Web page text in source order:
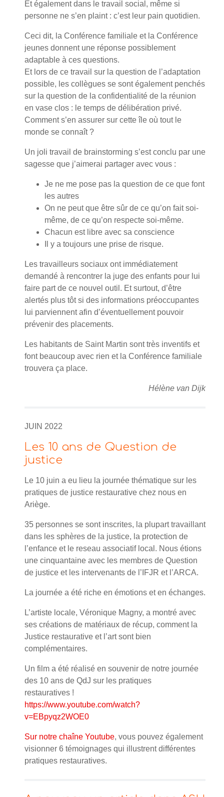
Et également dans le travail social, même si
personne ne s’en plaint : c’est leur pain quotidien.
Ceci dit, la Conférence familiale et la Conférence
jeunes donnent une réponse possiblement
adaptable à ces questions.
Et lors de ce travail sur la question de l’adaptation
possible, les collègues se sont également penchés
sur la question de la confidentialité de la réunion
en vase clos : le temps de délibération privé.
Comment s’en assurer sur cette île où tout le
monde se connaît ?
Un joli travail de brainstorming s’est conclu par une
sagesse que j’aimerai partager avec vous :
Je ne me pose pas la question de ce que font
les autres
On ne peut que être sûr de ce qu’on fait soi-
même, de ce qu’on respecte soi-même.
Chacun est libre avec sa conscience
Il y a toujours une prise de risque.
Les travailleurs sociaux ont immédiatement
demandé à rencontrer la juge des enfants pour lui
faire part de ce nouvel outil. Et surtout, d’être
alertés plus tôt si des informations préoccupantes
lui parviennent afin d’éventuellement pouvoir
prévenir des placements.
Les habitants de Saint Martin sont très inventifs et
font beaucoup avec rien et la Conférence familiale
trouvera ça place.
Hélène van Dijk
JUIN 2022
Les 10 ans de Question de
justice
Le 10 juin a eu lieu la journée thématique sur les
pratiques de justice restaurative chez nous en
Ariège.
35 personnes se sont inscrites, la plupart travaillant
dans les sphères de la justice, la protection de
l’enfance et le reseau associatif local. Nous étions
une cinquantaine avec les membres de Question
de justice et les intervenants de l’IFJR et l’ARCA.
La journée a été riche en émotions et en échanges.
L’artiste locale, Véronique Magny, a montré avec
ses créations de matériaux de récup, comment la
Justice restaurative et l’art sont bien
complémentaires.
Un film a été réalisé en souvenir de notre journée
des 10 ans de QdJ sur les pratiques
restauratives !
https://www.youtube.com/watch?
v=EBpyqz2WOE0
Sur notre chaîne Youtube, vous pouvez également
visionner 6 témoignages qui illustrent différentes
pratiques restauratives.